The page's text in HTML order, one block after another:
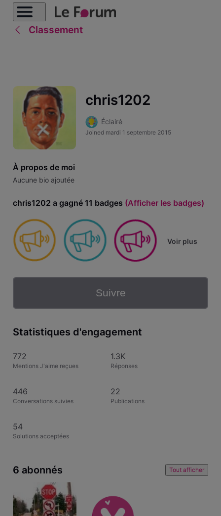
Classement
chris1202
Éclairé
Joined mardi 1 septembre 2015
À propos de moi
Aucune bio ajoutée
chris1202 a gagné 11 badges (Afficher les badges)
Voir plus
Suivre
Statistiques d'engagement
772
Mentions J'aime reçues
1.3K
Réponses
446
Conversations suivies
22
Publications
54
Solutions acceptées
6 abonnés Tout afficher